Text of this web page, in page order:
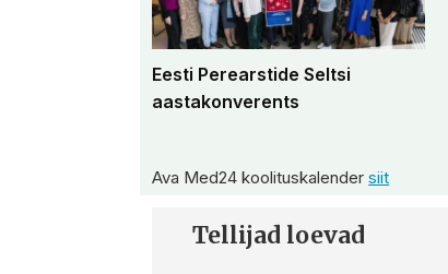
Eesti Perearstide Seltsi
aastakonverents
Ava Med24 koolituskalendersiit
Tellijad loevad